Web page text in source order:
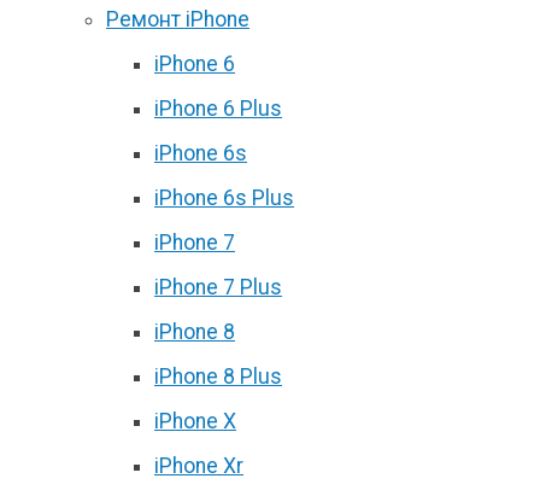
Ремонт iPhone
iPhone 6
iPhone 6 Plus
iPhone 6s
iPhone 6s Plus
iPhone 7
iPhone 7 Plus
iPhone 8
iPhone 8 Plus
iPhone X
iPhone Xr